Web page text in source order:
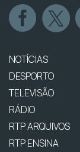
NOTÍCIAS
DESPORTO
TELEVISÃO
RÁDIO
RTP ARQUIVOS
RTP ENSINA